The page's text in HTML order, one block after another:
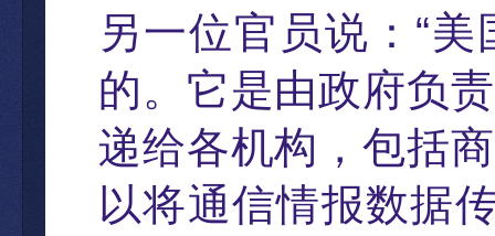
另一位官 员说 ： “美
的。它是由政府负
递给各机构，包括
以将通信情报数据